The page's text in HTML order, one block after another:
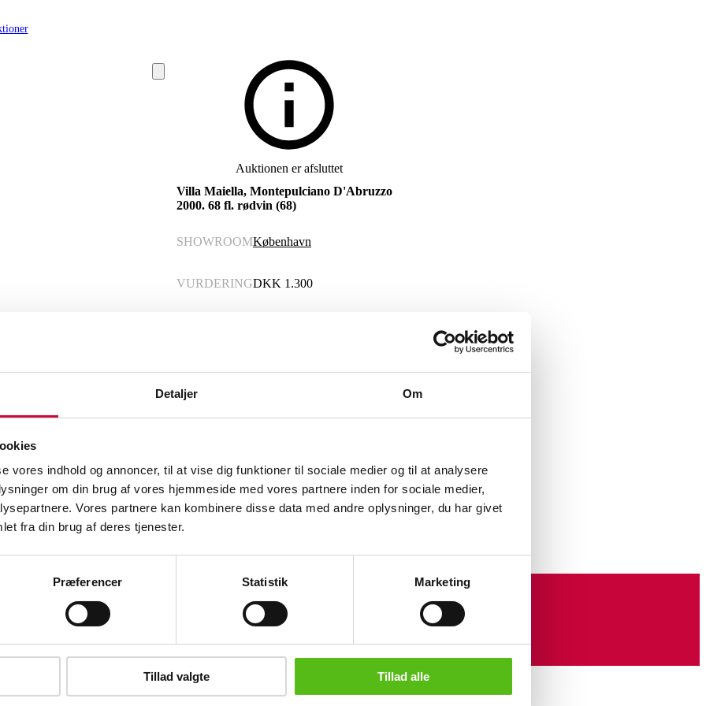
Detaljer Om
vores indhold og annoncer, til at vise dig funktioner til sociale medier og til at analysere
om din brug af vores hjemmeside med vores partnere inden for sociale medier,
Vores partnere kan kombinere disse data med andre oplysninger, du har givet
fra din brug af deres tjenester.
Præferencer Statistik Marketing
Tillad valgte Tillad alle
spiritus
Auktionen er afsluttet
Villa Maiella, Montepulciano D'Abruzzo
2000. 68 fl. rødvin (68)
SHOWROOMKøbenhavn
VURDERINGDKK 1.300
68 fl. Villa Maiella, Montepulciano D'Abruzzo
Gør et kup ved at byde på auktioner fra
konkursboer mm.. Se og byd på alle
Lignende varer
og modtag nyheder samt tilbud direkte i din email.